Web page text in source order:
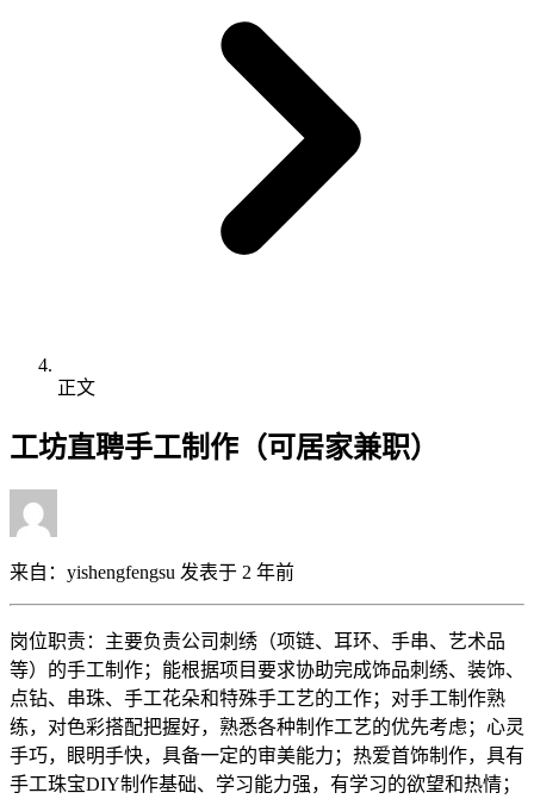
正文
工坊直聘手工制作（可居家兼职）
来自： yishengfengsu 发表于 2 年前
岗位职责：主要负责公司刺绣（项链、耳环、手串、艺术品
等）的手工制作；能根据项目要求协助完成饰品刺绣、装饰、
点钻、串珠、手工花朵和特殊手工艺的工作；对手工制作熟
练，对色彩搭配把握好，熟悉各种制作工艺的优先考虑；心灵
手巧，眼明手快，具备一定的审美能力；热爱首饰制作，具有
手工珠宝DIY制作基础、学习能力强，有学习的欲望和热情；